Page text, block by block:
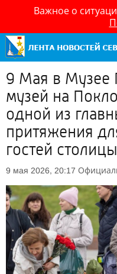
Важное о
9 Мая в Музее
музей на
одной из
притяжения
гостей столицы
9 мая 2026, 20:17